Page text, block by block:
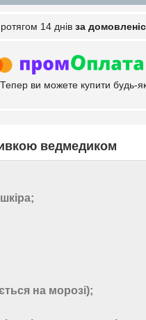
14 днів за
Тепер ви можете купити будь-
ведмедиком
на морозі);